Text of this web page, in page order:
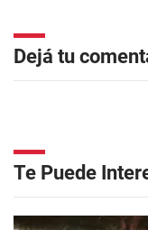
Dejá tu
Te Puede